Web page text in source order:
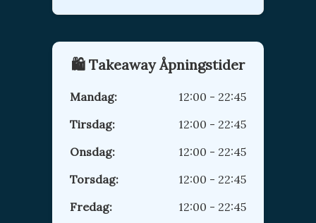
🛍️ Takeaway Åpningstider
Mandag:
12:00 - 22:45
Tirsdag:
12:00 - 22:45
Onsdag:
12:00 - 22:45
Torsdag:
12:00 - 22:45
Fredag:
12:00 - 22:45